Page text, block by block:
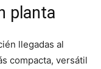
planta
llegadas al
compacta, versátil